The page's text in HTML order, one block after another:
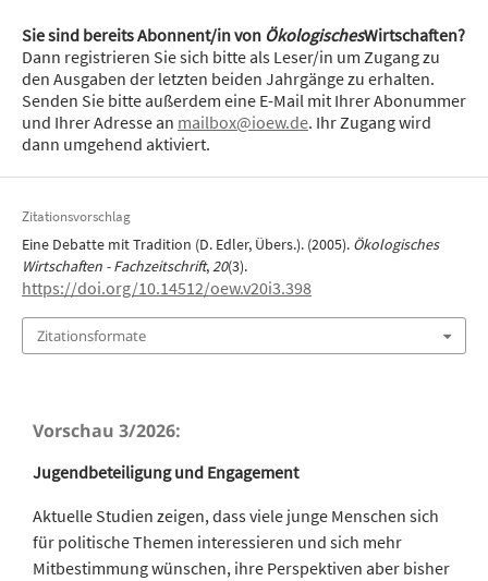
Sie sind bereits Abonnent/in von ÖkologischesWirtschaften?
Dann registrieren Sie sich bitte als Leser/in um Zugang zu
den Ausgaben der letzten beiden Jahrgänge zu erhalten.
Senden Sie bitte außerdem eine E-Mail mit Ihrer Abonummer
und Ihrer Adresse an mailbox@ioew.de. Ihr Zugang wird
dann umgehend aktiviert.
Zitationsvorschlag
Eine Debatte mit Tradition (D. Edler, Übers.). (2005). Ökologisches
Wirtschaften - Fachzeitschrift, 20(3).
https://doi.org/10.14512/oew.v20i3.398
Zitationsformate
Vorschau 3/2026:
Jugendbeteiligung und Engagement
Aktuelle Studien zeigen, dass viele junge Menschen sich
für politische Themen interessieren und sich mehr
Mitbestimmung wünschen, ihre Perspektiven aber bisher